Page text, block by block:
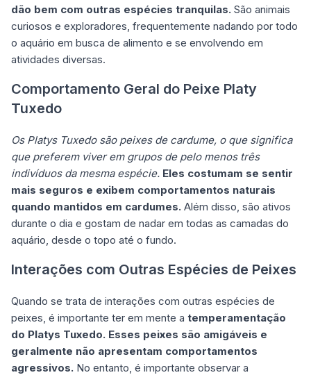
dão bem com outras espécies tranquilas. São animais
curiosos e exploradores, frequentemente nadando por todo
o aquário em busca de alimento e se envolvendo em
atividades diversas.
Comportamento Geral do Peixe Platy
Tuxedo
Os Platys Tuxedo são peixes de cardume, o que significa
que preferem viver em grupos de pelo menos três
indivíduos da mesma espécie. Eles costumam se sentir
mais seguros e exibem comportamentos naturais
quando mantidos em cardumes. Além disso, são ativos
durante o dia e gostam de nadar em todas as camadas do
aquário, desde o topo até o fundo.
Interações com Outras Espécies de Peixes
Quando se trata de interações com outras espécies de
peixes, é importante ter em mente a temperamentação
do Platys Tuxedo. Esses peixes são amigáveis e
geralmente não apresentam comportamentos
agressivos. No entanto, é importante observar a